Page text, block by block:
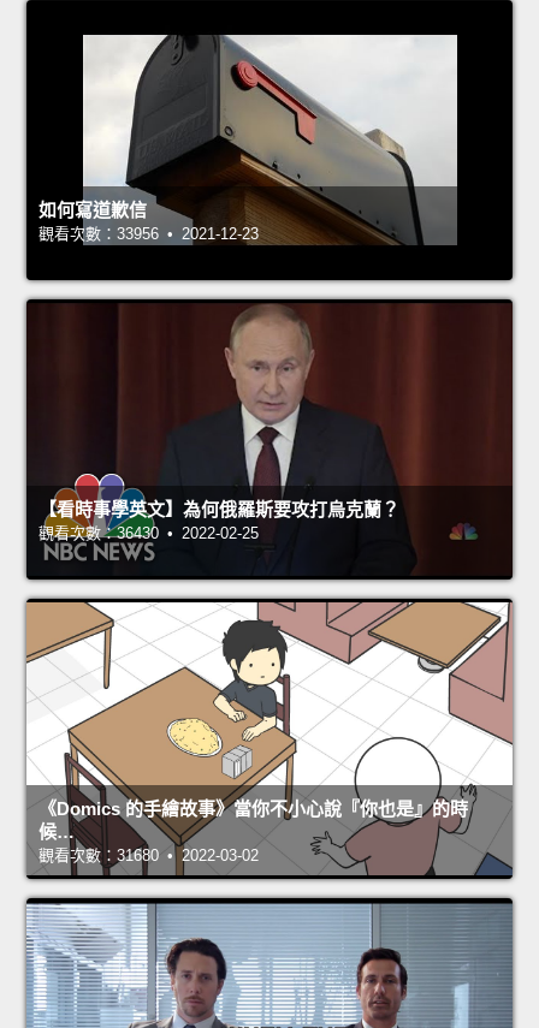
如何寫道歉信
觀看次數：33956 • 2021-12-23
【看時事學英文】為何俄羅斯要攻打烏克蘭？
觀看次數：36430 • 2022-02-25
《Domics 的手繪故事》當你不小心說『你也是』的時
候…
觀看次數：31680 • 2022-03-02